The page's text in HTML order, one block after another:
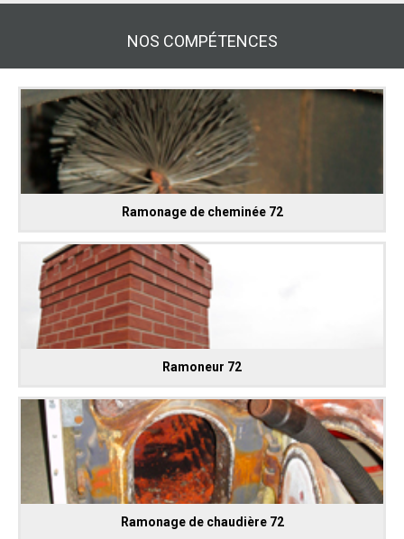
NOS COMPÉTENCES
Ramonage de cheminée 72
Ramoneur 72
Ramonage de chaudière 72